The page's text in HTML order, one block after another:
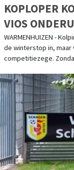
KOPLOPER
VIOS
WARMENHUIZEN -
de winterstop in, maar
competitiezege.